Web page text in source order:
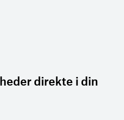
direkte i din